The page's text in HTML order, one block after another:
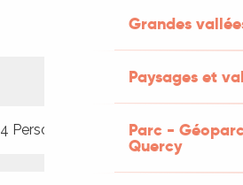
Grandes
Paysages et
Parc -
Quercy
4 Personne(s)